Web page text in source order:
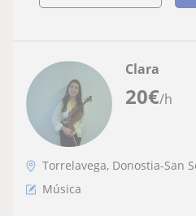
20€/h
Clara
Torrelavega, Donostia-San
Música